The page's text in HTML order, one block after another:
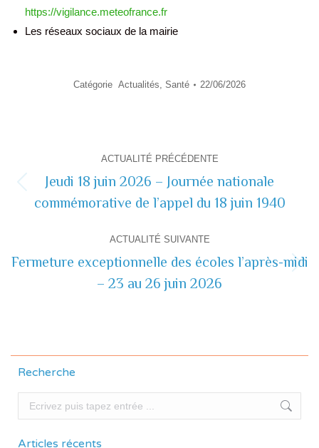
https://vigilance.meteofrance.fr
Les réseaux sociaux de la mairie
Catégorie Actualités, Santé 22/06/2026
de
commentaire
ACTUALITÉ PRÉCÉDENTE
Actualité
précédente
Jeudi 18 juin 2026 – Journée nationale
commémorative de l’appel du 18 juin 1940
ACTUALITÉ SUIVANTE
suivante
Fermeture exceptionnelle des écoles l’après-midi
– 23 au 26 juin 2026
Recherche
Recherche
Articles récents